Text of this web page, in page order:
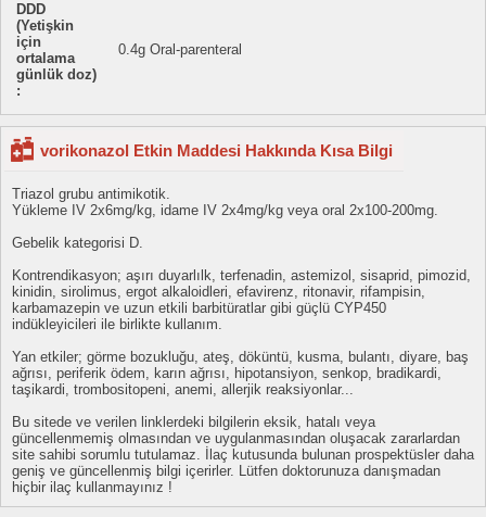
DDD
(Yetişkin
için
ortalama
günlük doz)
:
0.4g Oral-parenteral
vorikonazol Etkin Maddesi Hakkında Kısa Bilgi
Triazol grubu antimikotik.
Yükleme IV 2x6mg/kg, idame IV 2x4mg/kg veya oral 2x100-200mg.
Gebelik kategorisi D.
Kontrendikasyon; aşırı duyarlılk, terfenadin, astemizol, sisaprid, pimozid,
kinidin, sirolimus, ergot alkaloidleri, efavirenz, ritonavir, rifampisin,
karbamazepin ve uzun etkili barbitüratlar gibi güçlü CYP450
indükleyicileri ile birlikte kullanım.
Yan etkiler; görme bozukluğu, ateş, döküntü, kusma, bulantı, diyare, baş
ağrısı, periferik ödem, karın ağrısı, hipotansiyon, senkop, bradikardi,
taşikardi, trombositopeni, anemi, allerjik reaksiyonlar...
Bu sitede ve verilen linklerdeki bilgilerin eksik, hatalı veya
güncellenmemiş olmasından ve uygulanmasından oluşacak zararlardan
site sahibi sorumlu tutulamaz. İlaç kutusunda bulunan prospektüsler daha
geniş ve güncellenmiş bilgi içerirler. Lütfen doktorunuza danışmadan
hiçbir ilaç kullanmayınız !